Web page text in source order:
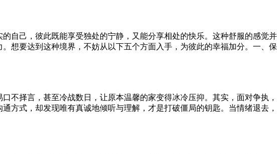
自己，彼此既能享受独处的宁静，又能分享相处的快乐。这种舒服的感觉并
想要达到这种境界，不妨从以下五个方面入手，为彼此的幸福加分。一、保
不择言，甚至冷战数日，让原本温馨的家变得冰冷压抑。其实，面对争执，
方式，却发现唯有真诚地倾听与理解，才是打破僵局的钥匙。当情绪退去，